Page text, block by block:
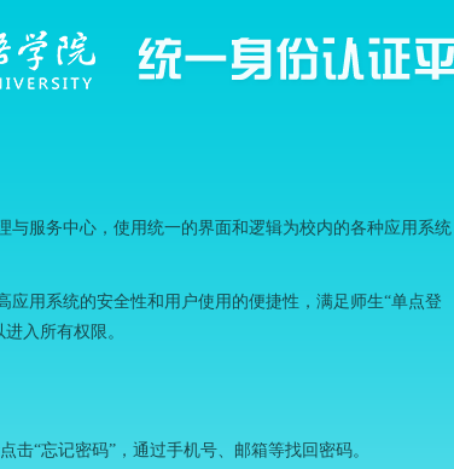
与服务中心，使用统一的界面和逻辑为校内的各种应用系统
用系统的安全性和用户使用的便捷性，满足师生“单点登
入所有权限。
击“忘记密码”，通过手机号、邮箱等找回密码。